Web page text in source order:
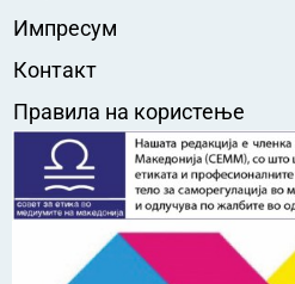
Импресум
Контакт
Правила на користење